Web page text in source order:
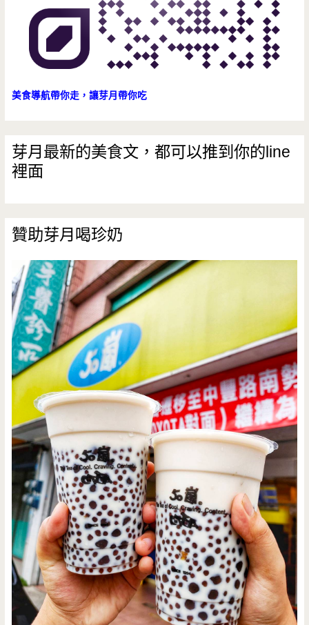
美食導航帶你走，讓芽月帶你吃
芽月最新的美食文，都可以推到你的line
裡面
贊助芽月喝珍奶